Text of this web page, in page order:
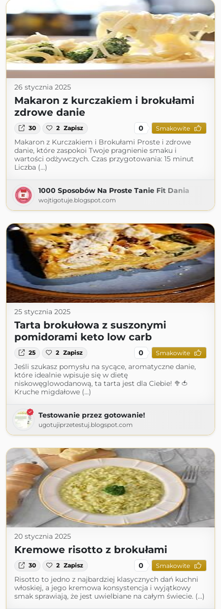
26 stycznia 2025
Makaron z kurczakiem i brokułami
zdrowe danie
30 2 Zapisz 0 Smakowite
Makaron z Kurczakiem i Brokułami Proste i zdrowe
danie, które zaspokoi Twoje pragnienie smaku i
wartości odżywczych. Czas przygotowania: 15 minut
Liczba (...)
1000 Sposobów Na Proste Tanie Fit Dania
wojtigotuje.blogspot.com
25 stycznia 2025
Tarta brokułowa z suszonymi
pomidorami keto low carb
25 2 Zapisz 0 Smakowite
Jeśli szukasz pomysłu na sycące, aromatyczne danie,
które idealnie wpisuje się w dietę
niskowęglowodanową, ta tarta jest dla Ciebie! 🥦🍅
Kruche migdałowe (...)
Testowanie przez gotowanie!
ugotujiprzetestuj.blogspot.com
20 stycznia 2025
Kremowe risotto z brokułami
30 2 Zapisz 0 Smakowite
Risotto to jedno z najbardziej klasycznych dań kuchni
włoskiej, a jego kremowa konsystencja i wyjątkowy
smak sprawiają, że jest uwielbiane na całym świecie. (...)